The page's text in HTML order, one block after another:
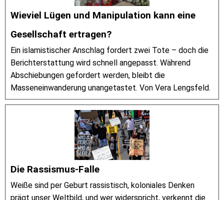
Wieviel Lügen und Manipulation kann eine
Gesellschaft ertragen?
Ein islamistischer Anschlag fordert zwei Tote – doch die
Berichterstattung wird schnell angepasst. Während
Abschiebungen gefordert werden, bleibt die
Masseneinwanderung unangetastet. Von Vera Lengsfeld.
Die Rassismus-Falle
Weiße sind per Geburt rassistisch, koloniales Denken
prägt unser Weltbild, und wer widerspricht, verkennt die